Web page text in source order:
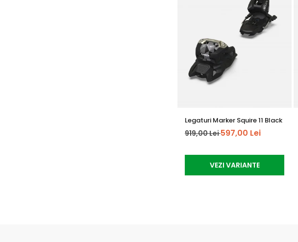
Legaturi Marker Squire 11 Black
919,00 Lei597,00 Lei
VEZI VARIANTE